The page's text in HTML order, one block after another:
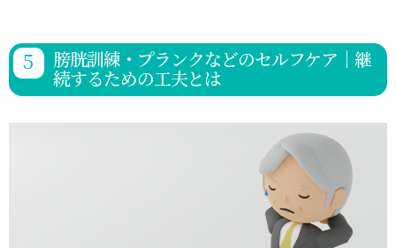
膀胱訓練・プランクなどのセルフケア｜継
続するための工夫とは